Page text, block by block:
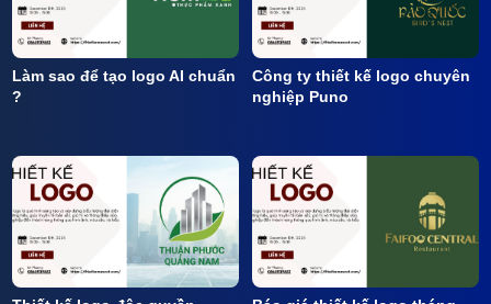
Làm sao để tạo logo AI chuẩn
?
Công ty thiết kế logo chuyên
nghiệp Puno